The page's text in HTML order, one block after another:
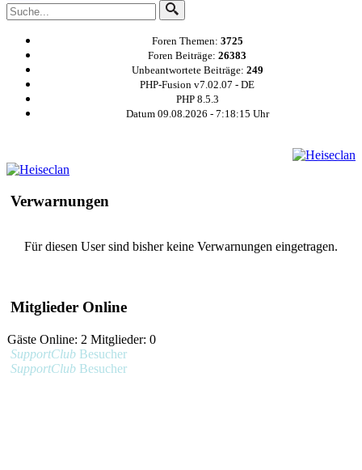
Foren Themen: 3725
Foren Beiträge: 26383
Unbeantwortete Beiträge: 249
PHP-Fusion v7.02.07 - DE
PHP 8.5.3
Datum 09.08.2026 - 7:18:15 Uhr
Verwarnungen
Für diesen User sind bisher keine Verwarnungen eingetragen.
Mitglieder Online
Gäste Online: 2 Mitglieder: 0
SupportClub Besucher
SupportClub Besucher